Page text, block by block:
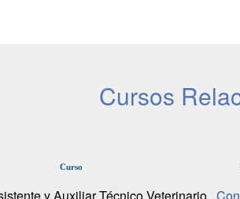
Cursos
Curso